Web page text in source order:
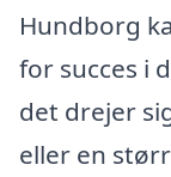
Hundborg
for succes i
det drejer
eller en